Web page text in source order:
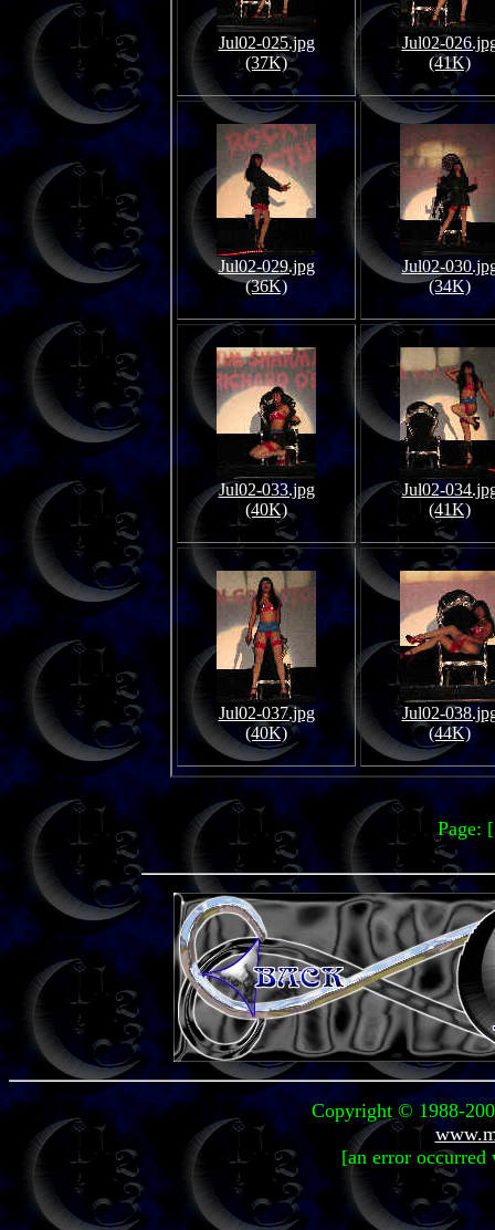
Jul02-025.jpg
(37K)
Jul02-
(41K)
Jul02-029.jpg
(36K)
Jul02-
(34K)
Jul02-033.jpg
(40K)
Jul02-
(41K)
Jul02-037.jpg
(40K)
Jul02-
(44K)
Page:
Copyright © 1988-
[an error